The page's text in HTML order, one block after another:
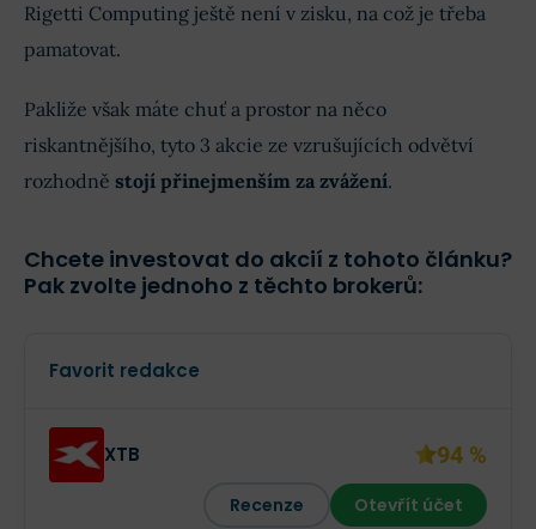
Rigetti Computing ještě není v zisku, na což je třeba
pamatovat.
Pakliže však máte chuť a prostor na něco
riskantnějšího, tyto 3 akcie ze vzrušujících odvětví
rozhodně stojí přinejmenším za zvážení.
Chcete investovat do akcií z tohoto článku?
Pak zvolte jednoho z těchto brokerů:
Favorit redakce
XTB 94 %
Recenze Otevřít účet